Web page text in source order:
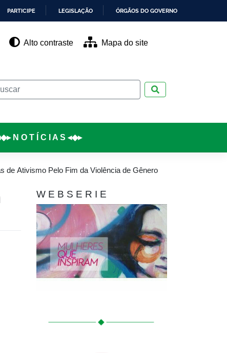
PARTICIPE LEGISLAÇÃO ÓRGÃOS DO GOVERNO
Alto contraste Mapa do site
N O T Í C I A S ◂◆▸
de Ativismo Pelo Fim da Violência de Gênero
W E B S E R I E